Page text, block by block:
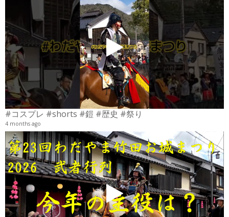
#コスプレ #shorts #鎧 #歴史 #祭り
4 months ago